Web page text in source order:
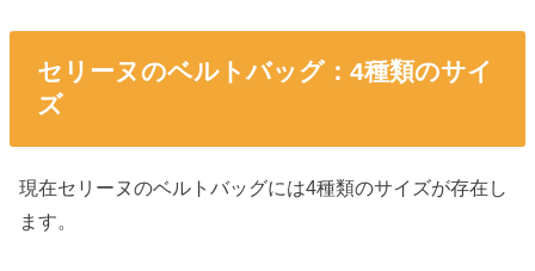
セリーヌのベルトバッグ：4種類のサイ
ズ
現在セリーヌのベルトバッグには4種類のサイズが存在し
ます。